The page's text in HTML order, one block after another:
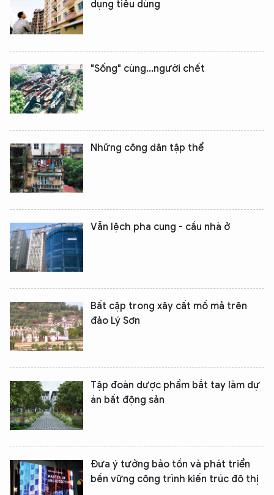
dụng tiêu dùng
"Sống" cùng...người chết
Những công dân tập thể
Vẫn lệch pha cung - cầu nhà ở
Bất cập trong xây cất mồ mả trên
đảo Lý Sơn
Tập đoàn dược phẩm bắt tay làm dự
án bất động sản
Đưa ý tưởng bảo tồn và phát triển
bền vững công trình kiến trúc đô thị